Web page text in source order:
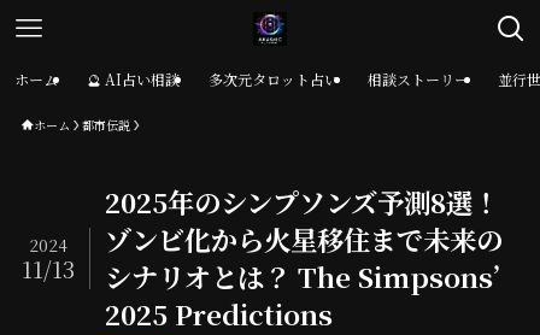
ホーム 🔮 AI占い相談 多次元タロット占い 相談ストーリー 並行
ホーム 都市伝説
2025年のシンプソンズ予測8選！
ゾンビ化から火星移住まで未来の
シナリオとは？ The Simpsons’
2025 Predictions
2024
11/13